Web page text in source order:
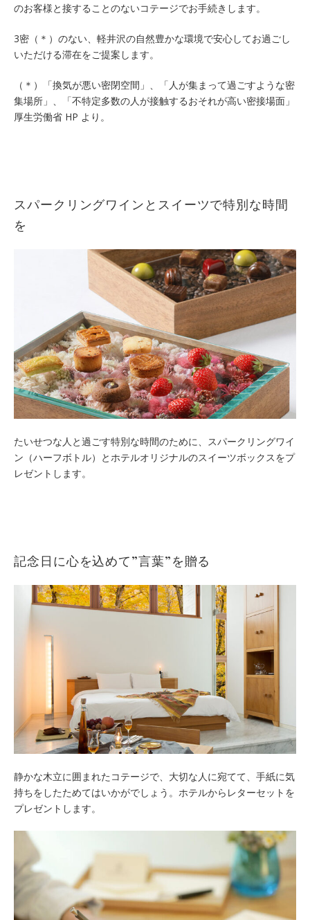
のお客様と接することのないコテージでお手続きします。
3密（＊）のない、軽井沢の自然豊かな環境で安心してお過ごし
いただける滞在をご提案します。
（＊）「換気が悪い密閉空間」、「人が集まって過ごすような密
集場所」、「不特定多数の人が接触するおそれが高い密接場面」
厚生労働省 HP より。
スパークリングワインとスイーツで特別な時間
を
たいせつな人と過ごす特別な時間のために、スパークリングワイ
ン（ハーフボトル）とホテルオリジナルのスイーツボックスをプ
レゼントします。
記念日に心を込めて”言葉”を贈る
静かな木立に囲まれたコテージで、大切な人に宛てて、手紙に気
持ちをしたためてはいかがでしょう。ホテルからレターセットを
プレゼントします。